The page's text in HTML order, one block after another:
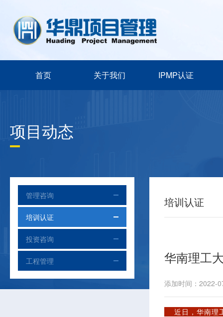
首页 关于我们 IPMP认证
项目动态
管理咨询
培训认证
投资咨询
工程管理
培训认证
华南理工
添加时间：2022-
近日，华南理